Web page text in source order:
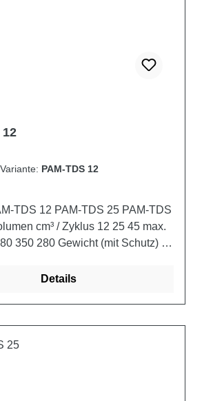
12
PAM-TDS 12
TDS 12 PAM-TDS 25 PAM-TDS
(mit Schutz) kg
Details